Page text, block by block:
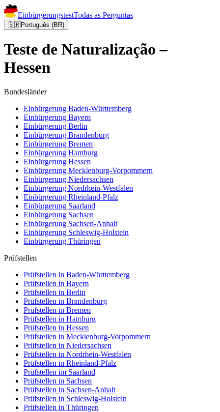
EinbürgerungstestTodas as Perguntas
🇧🇷Português (BR)
Teste de Naturalização –
Hessen
Bundesländer
Einbürgerung Baden-Württemberg
Einbürgerung Bayern
Einbürgerung Berlin
Einbürgerung Brandenburg
Einbürgerung Bremen
Einbürgerung Hamburg
Einbürgerung Hessen
Einbürgerung Mecklenburg-Vorpommern
Einbürgerung Niedersachsen
Einbürgerung Nordrhein-Westfalen
Einbürgerung Rheinland-Pfalz
Einbürgerung Saarland
Einbürgerung Sachsen
Einbürgerung Sachsen-Anhalt
Einbürgerung Schleswig-Holstein
Einbürgerung Thüringen
Prüfstellen
Prüfstellen in Baden-Württemberg
Prüfstellen in Bayern
Prüfstellen in Berlin
Prüfstellen in Brandenburg
Prüfstellen in Bremen
Prüfstellen in Hamburg
Prüfstellen in Hessen
Prüfstellen in Mecklenburg-Vorpommern
Prüfstellen in Niedersachsen
Prüfstellen in Nordrhein-Westfalen
Prüfstellen in Rheinland-Pfalz
Prüfstellen im Saarland
Prüfstellen in Sachsen
Prüfstellen in Sachsen-Anhalt
Prüfstellen in Schleswig-Holstein
Prüfstellen in Thüringen